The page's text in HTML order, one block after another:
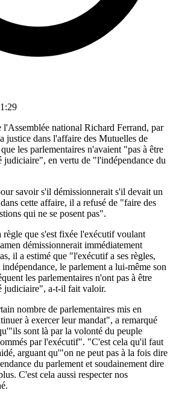
l'Assemblée national Richard Ferrand, par
justice dans l'affaire des Mutuelles de
les parlementaires n'avaient "pas à être
judiciaire", en vertu de "l'indépendance du
savoir s'il démissionnerait s'il devait un
cette affaire, il a refusé de "faire des
qui ne se posent pas".
règle que s'est fixée l'exécutif voulant
démissionnerait immédiatement
il a estimé que "l'exécutif a ses règles,
le parlement a lui-même son
les parlementaires n'ont pas à être
judiciaire", a-t-il fait valoir.
nombre de parlementaires mis en
à exercer leur mandat", a remarqué
sont là par la volonté du peuple
par l'exécutif". "C'est cela qu'il faut
arguant qu'"on ne peut pas à la fois dire
du parlement et soudainement dire
C'est cela aussi respecter nos